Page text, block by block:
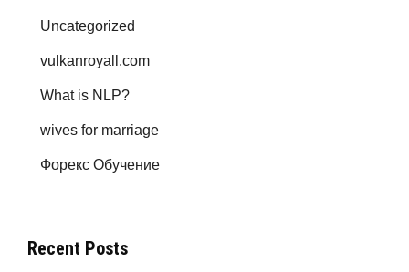
Uncategorized
vulkanroyall.com
What is NLP?
wives for marriage
Форекс Обучение
Recent Posts